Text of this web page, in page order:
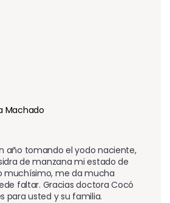
Machado
año tomando el yodo naciente,
de manzana mi estado de
muchísimo, me da mucha
faltar. Gracias doctora Cocó
para usted y su familia.